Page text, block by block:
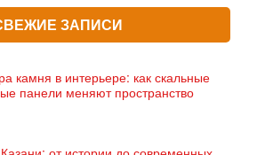
ЗАПИСИ
камня в интерьере: как скальные
панели меняют пространство